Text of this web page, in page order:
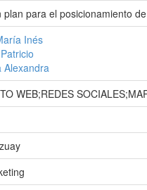
para el posicionamiento
Inés
Alexandra
WEB;REDES